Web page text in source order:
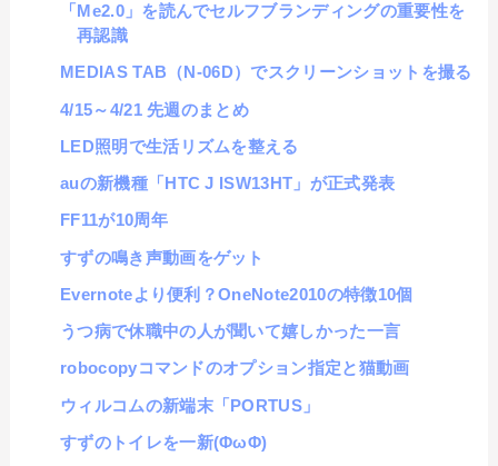
「Me2.0」を読んでセルフブランディングの重要性を
再認識
MEDIAS TAB（N-06D）でスクリーンショットを撮る
4/15～4/21 先週のまとめ
LED照明で生活リズムを整える
auの新機種「HTC J ISW13HT」が正式発表
FF11が10周年
すずの鳴き声動画をゲット
Evernoteより便利？OneNote2010の特徴10個
うつ病で休職中の人が聞いて嬉しかった一言
robocopyコマンドのオプション指定と猫動画
ウィルコムの新端末「PORTUS」
すずのトイレを一新(ΦωΦ)